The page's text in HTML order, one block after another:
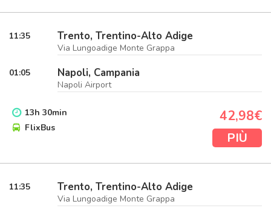
11:35 Trento, Trentino-Alto Adige
Via Lungoadige Monte Grappa
01:05 Napoli, Campania
Napoli Airport
13h 30min
FlixBus
42,98€
PIÙ
11:35 Trento, Trentino-Alto Adige
Via Lungoadige Monte Grappa